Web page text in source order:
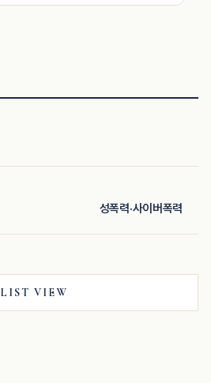
성폭력·사이버폭력
LIST VIEW